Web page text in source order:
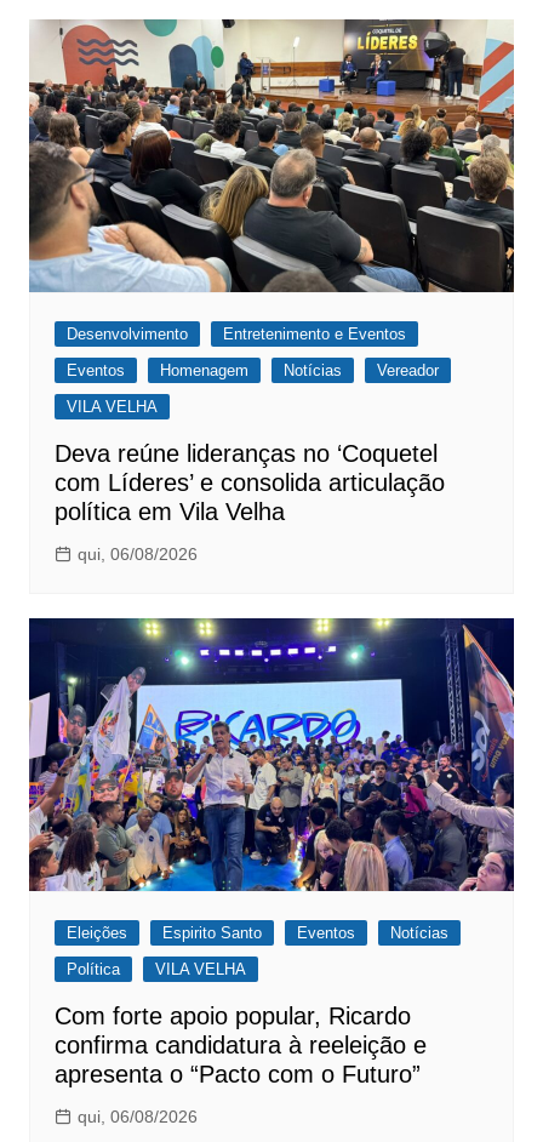
Desenvolvimento
Entretenimento e Eventos
Eventos
Homenagem Notícias
Vereador
VILA VELHA
Deva reúne lideranças no ‘Coquetel
com Líderes’ e consolida articulação
política em Vila Velha
qui, 06/08/2026
Eleições Espirito Santo Eventos
Notícias
Política
VILA VELHA
Com forte apoio popular, Ricardo
confirma candidatura à reeleição e
apresenta o “Pacto com o Futuro”
qui, 06/08/2026